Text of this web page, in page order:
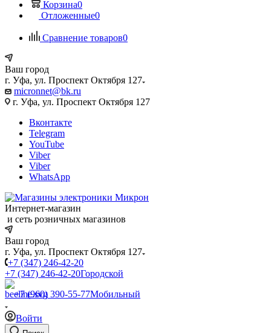
Корзина0
Отложенные0
Сравнение товаров0
Ваш город
г. Уфа, ул. Проспект Октября 127
micronnet@bk.ru
г. Уфа, ул. Проспект Октября 127
Вконтакте
Telegram
YouTube
Viber
Viber
WhatsApp
Интернет-магазин
и сеть розничных магазинов
Ваш город
г. Уфа, ул. Проспект Октября 127
+7 (347) 246-42-20
+7 (347) 246-42-20Городской
+7 (960) 390-55-77Мобильный
Войти